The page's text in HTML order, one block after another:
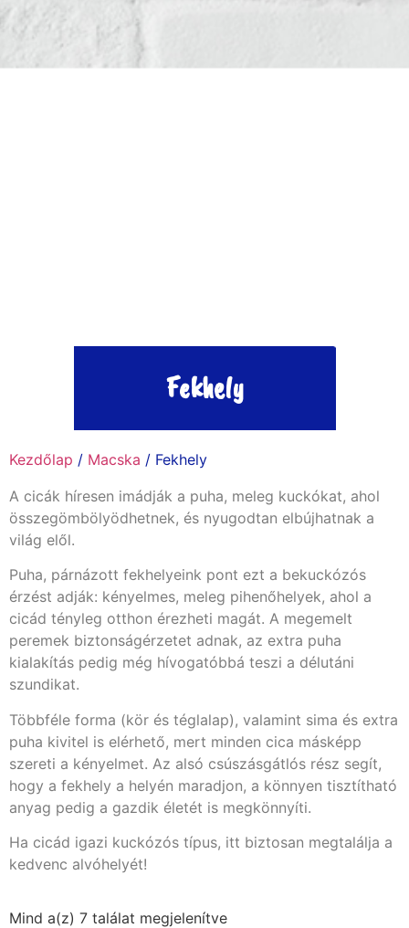
Fekhely
Kezdőlap / Macska / Fekhely
A cicák híresen imádják a puha, meleg kuckókat, ahol
összegömbölyödhetnek, és nyugodtan elbújhatnak a
világ elől.
Puha, párnázott fekhelyeink pont ezt a bekuckózós
érzést adják: kényelmes, meleg pihenőhelyek, ahol a
cicád tényleg otthon érezheti magát. A megemelt
peremek biztonságérzetet adnak, az extra puha
kialakítás pedig még hívogatóbbá teszi a délutáni
szundikat.
Többféle forma (kör és téglalap), valamint sima és extra
puha kivitel is elérhető, mert minden cica másképp
szereti a kényelmet. Az alsó csúszásgátlós rész segít,
hogy a fekhely a helyén maradjon, a könnyen tisztítható
anyag pedig a gazdik életét is megkönnyíti.
Ha cicád igazi kuckózós típus, itt biztosan megtalálja a
kedvenc alvóhelyét!
Mind a(z) 7 találat megjelenítve